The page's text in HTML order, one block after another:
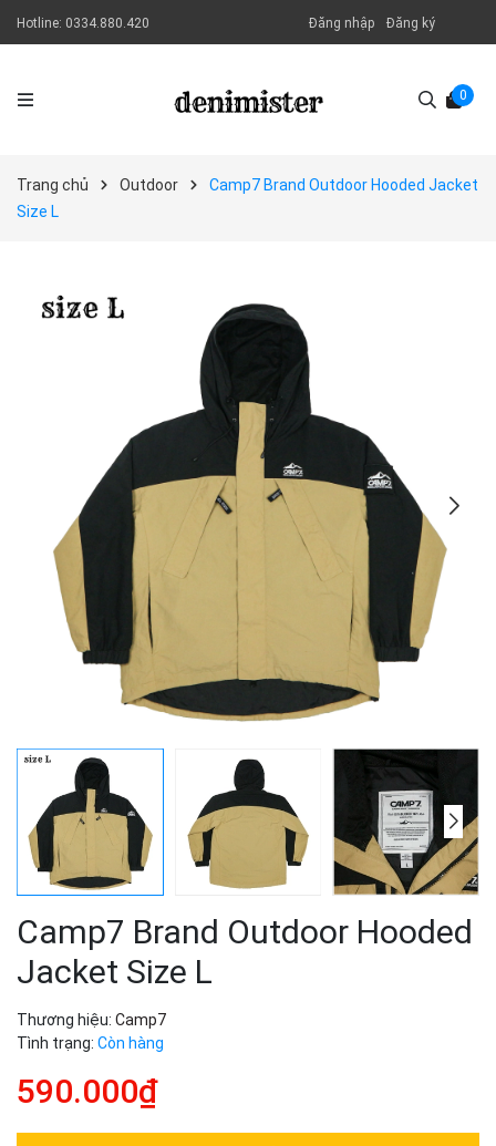
Hotline: 0334.880.420 Đăng nhập Đăng ký
0
Trang chủ Outdoor
Camp7 Brand Outdoor Hooded Jacket
Size L
Camp7 Brand Outdoor Hooded
Jacket Size L
Thương hiệu: Camp7
Tình trạng: Còn hàng
590.000₫